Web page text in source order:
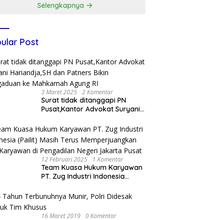
Selengkapnya
Post
3 Maret 2025 2 Komentar
Surat tidak ditanggapi PN
Pusat,Kantor Advokat Suryani
Pengaduan ke Mahkamah
Agung RI
12 Februari 2025 1 Komentar
Team Kuasa Hukum Karyawan
PT. Zug Industri Indonesia
Memperjuangkan Hak
Karyawan di Pengadilan Negeri
Jakarta Pusat
16 Maret 2019 0 Komentar